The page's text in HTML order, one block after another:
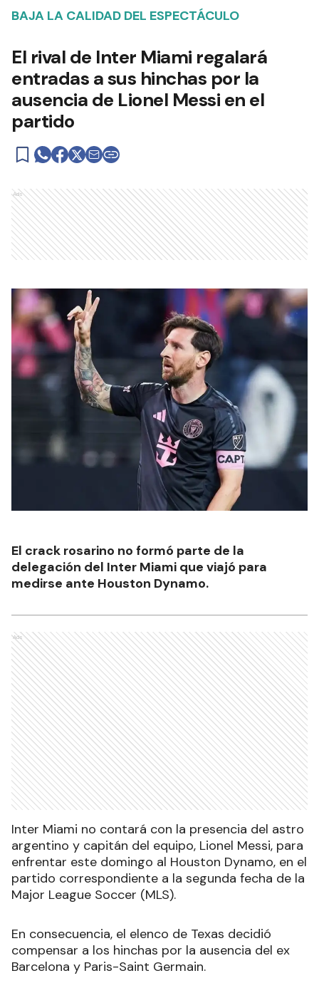
BAJA LA CALIDAD DEL ESPECTÁCULO
El rival de Inter Miami regalará
entradas a sus hinchas por la
ausencia de Lionel Messi en el
partido
Ads
El crack rosarino no formó parte de la
delegación del Inter Miami que viajó para
medirse ante Houston Dynamo.
Ads
Inter Miami no contará con la presencia del astro
argentino y capitán del equipo, Lionel Messi, para
enfrentar este domingo al Houston Dynamo, en el
partido correspondiente a la segunda fecha de la
Major League Soccer (MLS).
En consecuencia, el elenco de Texas decidió
compensar a los hinchas por la ausencia del ex
Barcelona y Paris-Saint Germain.